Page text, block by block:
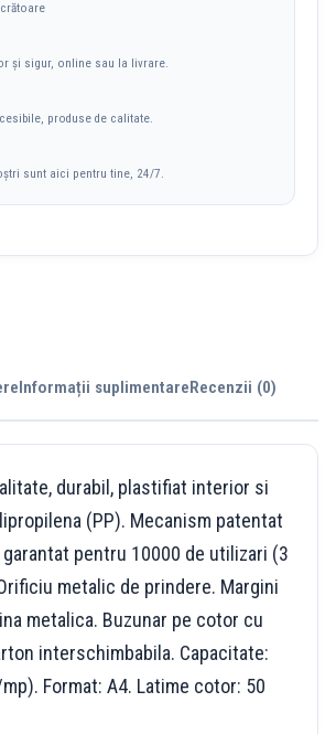
și sigur, online sau la livrare.
produse de calitate.
sunt aici pentru tine, 24/7.
Informații suplimentare Recenzii (0)
durabil, plastifiat interior si
(PP). Mecanism patentat
pentru 10000 de utilizari (3
metalic de prindere. Margini
metalica. Buzunar pe cotor cu
interschimbabila. Capacitate:
Format: A4. Latime cotor: 50